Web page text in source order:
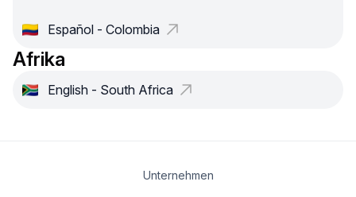
Español - Colombia
Afrika
English - South Africa
Unternehmen